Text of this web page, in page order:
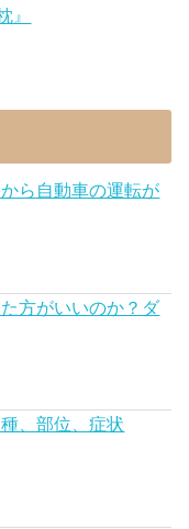
』
ら自動車の運転が
方がいいのか？ダ
、部位、症状